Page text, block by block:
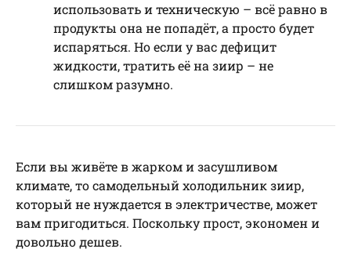
использовать и техническую – всё равно в
продукты она не попадёт, а просто будет
испаряться. Но если у вас дефицит
жидкости, тратить её на зиир – не
слишком разумно.
Если вы живёте в жарком и засушливом
климате, то самодельный холодильник зиир,
который не нуждается в электричестве, может
вам пригодиться. Поскольку прост, экономен и
довольно дешев.